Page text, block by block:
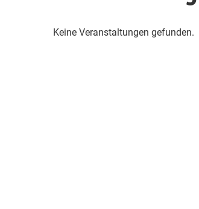
Keine Veranstaltungen gefunden.